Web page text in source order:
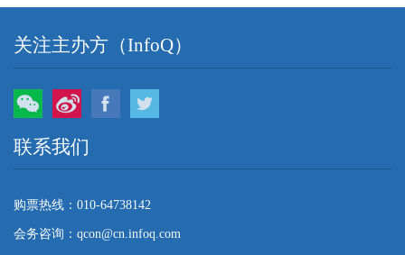
关注主办方（InfoQ）
微信 微博 Facebook
联系我们
购票热线：010-64738142
会务咨询：qcon@cn.infoq.com